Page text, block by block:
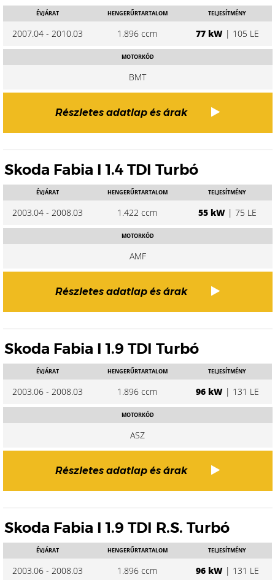
ÉVJÁRAT
2007.04 - 2010.03
HENGERŰRTARTALOM
1.896 ccm
TELJESÍTMÉNY
77 kW| 105 LE
MOTORKÓD
BMT
Részletes adatlap és árak
Skoda Fabia I 1.4 TDI Turbó
ÉVJÁRAT
2003.04 - 2008.03
HENGERŰRTARTALOM
1.422 ccm
TELJESÍTMÉNY
55 kW| 75 LE
MOTORKÓD
AMF
Részletes adatlap és árak
Skoda Fabia I 1.9 TDI Turbó
ÉVJÁRAT
2003.06 - 2008.03
HENGERŰRTARTALOM
1.896 ccm
TELJESÍTMÉNY
96 kW| 131 LE
MOTORKÓD
ASZ
Részletes adatlap és árak
Skoda Fabia I 1.9 TDI R.S. Turbó
ÉVJÁRAT
2003.06 - 2008.03
HENGERŰRTARTALOM
1.896 ccm
TELJESÍTMÉNY
96 kW| 131 LE